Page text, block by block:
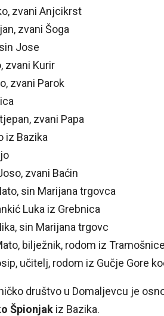
zvani Anjcikrst
zvani Šoga
Jose
zvani Kurir
zvani Parok
zvani Papa
iz Bazika
zvani Baćin
sin Marijana trgovca
Luka iz Grebnica
sin Marijana trgovc
bilježnik, rodom iz
učitelj, rodom iz Gučje Gore
društvo u Domaljevcu je
Špionjak iz Bazika.